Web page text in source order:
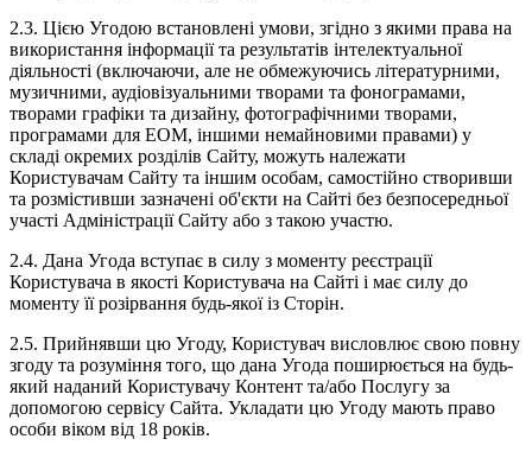
2.3. Цією Угодою встановлені умови, згідно з якими права на
використання інформації та результатів інтелектуальної
діяльності (включаючи, але не обмежуючись літературними,
музичними, аудіовізуальними творами та фонограмами,
творами графіки та дизайну, фотографічними творами,
програмами для ЕОМ, іншими немайновими правами) у
складі окремих розділів Сайту, можуть належати
Користувачам Сайту та іншим особам, самостійно створивши
та розмістивши зазначені об'єкти на Сайті без безпосередньої
участі Адміністрації Сайту або з такою участю.
2.4. Дана Угода вступає в силу з моменту реєстрації
Користувача в якості Користувача на Сайті і має силу до
моменту її розірвання будь-якої із Сторін.
2.5. Прийнявши цю Угоду, Користувач висловлює свою повну
згоду та розуміння того, що дана Угода поширюється на будь-
який наданий Користувачу Контент та/або Послугу за
допомогою сервісу Сайта. Укладати цю Угоду мають право
особи віком від 18 років.